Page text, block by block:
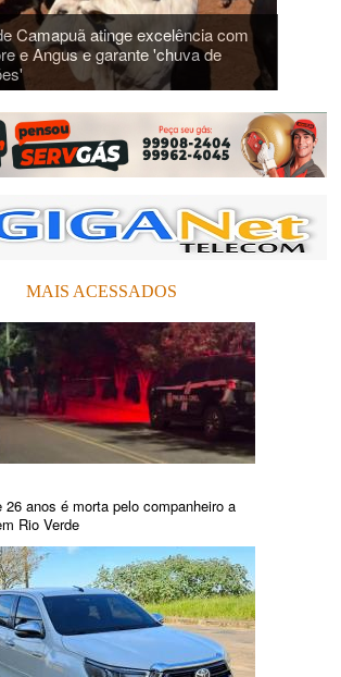
Camapuã atinge excelência com
e Angus e garante 'chuva de
MAIS ACESSADOS
26 anos é morta pelo companheiro a
Rio Verde